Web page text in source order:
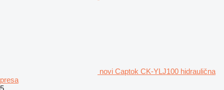
novi Captok CK-YLJ100 hidraulična
presa
5